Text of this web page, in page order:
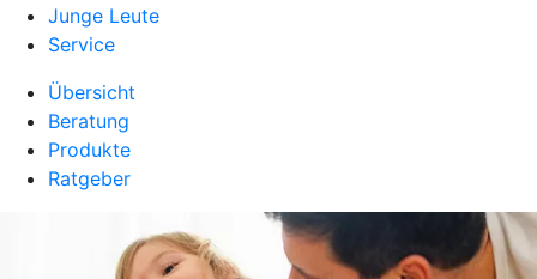
Junge Leute
Service
Übersicht
Beratung
Produkte
Ratgeber